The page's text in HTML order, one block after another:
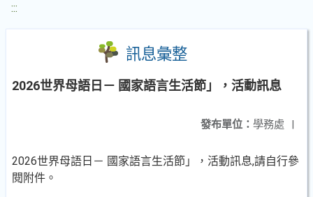
:::
訊息彙整
2026世界母語日－ 國家語言生活節」，活動訊息
發布單位： 學務處 |
2026世界母語日－ 國家語言生活節」，活動訊息,請自行參
閱附件。